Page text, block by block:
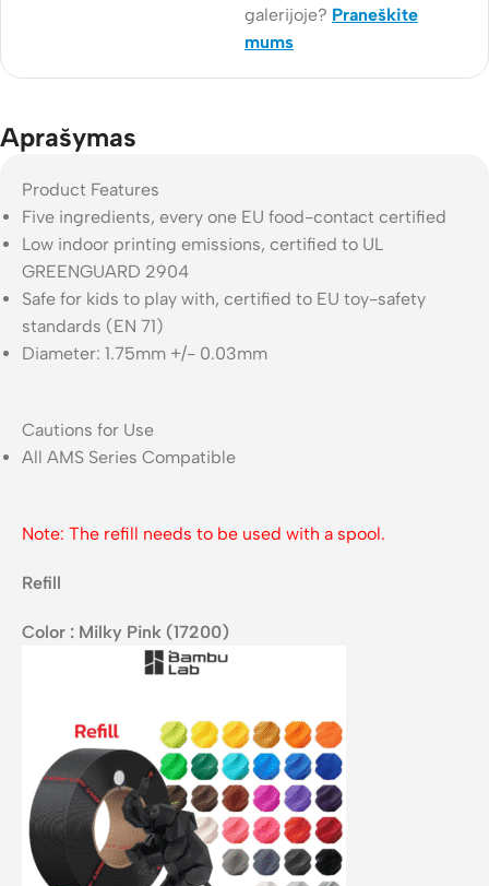
galerijoje? Praneškite
mums
Aprašymas
Product Features
Five ingredients, every one EU food-contact certified
Low indoor printing emissions, certified to UL
GREENGUARD 2904
Safe for kids to play with, certified to EU toy-safety
standards (EN 71)
Diameter: 1.75mm +/- 0.03mm
Cautions for Use
All AMS Series Compatible
Note: The refill needs to be used with a spool.
Refill
Color : Milky Pink (17200)